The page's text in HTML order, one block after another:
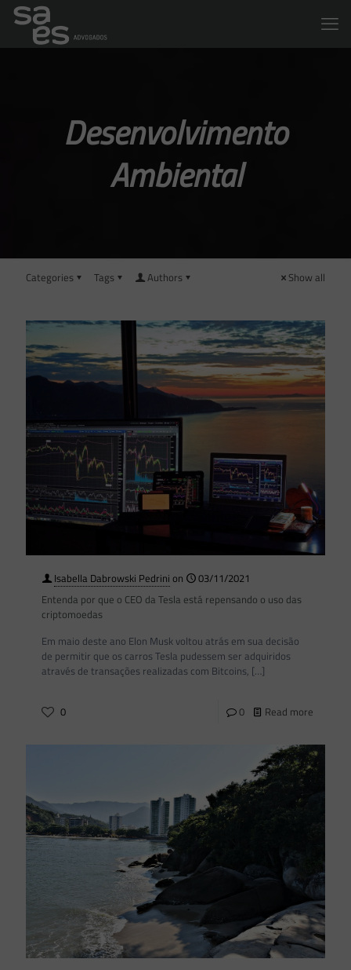
Desenvolvimento
Ambiental
Categories Tags Authors Show all
Isabella Dabrowski Pedrini on
03/11/2021
Entenda por que o CEO da Tesla está repensando o uso das
criptomoedas
Em maio deste ano Elon Musk voltou atrás em sua decisão
de permitir que os carros Tesla pudessem ser adquiridos
através de transações realizadas com Bitcoins, […]
0 0 Read more